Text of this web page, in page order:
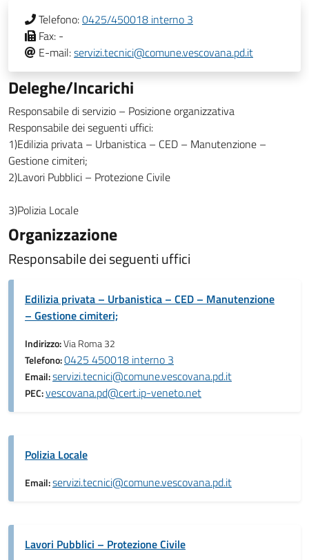
Telefono:0425/450018 interno 3
Fax: -
E-mail:servizi.tecnici@comune.vescovana.pd.it
Deleghe/Incarichi
Responsabile di servizio – Posizione organizzativa
Responsabile dei seguenti uffici:
1)Edilizia privata – Urbanistica – CED – Manutenzione –
Gestione cimiteri;
2)Lavori Pubblici – Protezione Civile
3)Polizia Locale
Organizzazione
Responsabile dei seguenti uffici
Edilizia privata – Urbanistica – CED – Manutenzione
– Gestione cimiteri;
Indirizzo:Via Roma 32
Telefono:0425 450018 interno 3
Email:servizi.tecnici@comune.vescovana.pd.it
PEC:vescovana.pd@cert.ip-veneto.net
Polizia Locale
Email:servizi.tecnici@comune.vescovana.pd.it
Lavori Pubblici – Protezione Civile